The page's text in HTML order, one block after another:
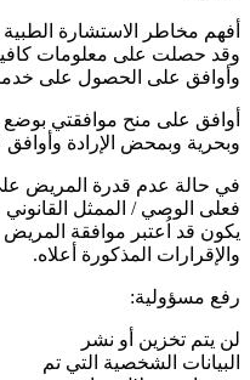
أفهم مخاطر الاستشارة الطبية
وقد حصلت على معلومات كافية
وأوافق على الحصول على
أوافق على منح موافقتي بوضع
وبحرية وبمحض الإرادة
في حالة عدم قدرة المريض
فعلى الوصي / الممثل القانوني
يكون قد اُعتبر موافقة
والإقرارات المذكورة أعلاه.
رفع مسؤولية:
لن يتم تخزين أو نشر
البيانات الشخصية التي تم